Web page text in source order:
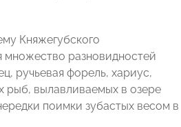
Княжегубского
множество разновидностей
ручьевая форель, хариус,
вылавливаемых в озере
поимки зубастых весом в